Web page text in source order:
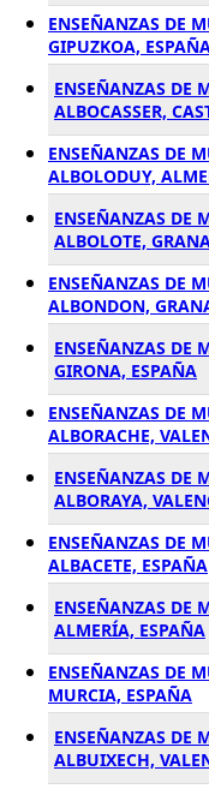
ENSEÑANZAS DE
GIPUZKOA,
ENSEÑANZAS DE
ALBOCASSER,
ENSEÑANZAS DE
ALBOLODUY,
ENSEÑANZAS DE
ALBOLOTE,
ENSEÑANZAS DE
ALBONDON,
ENSEÑANZAS DE
GIRONA, ESPAÑA
ENSEÑANZAS DE
ALBORACHE,
ENSEÑANZAS DE
ALBORAYA,
ENSEÑANZAS DE
ALBACETE, ESPAÑA
ENSEÑANZAS DE
ALMERÍA, ESPAÑA
ENSEÑANZAS DE
MURCIA, ESPAÑA
ENSEÑANZAS DE
ALBUIXECH,